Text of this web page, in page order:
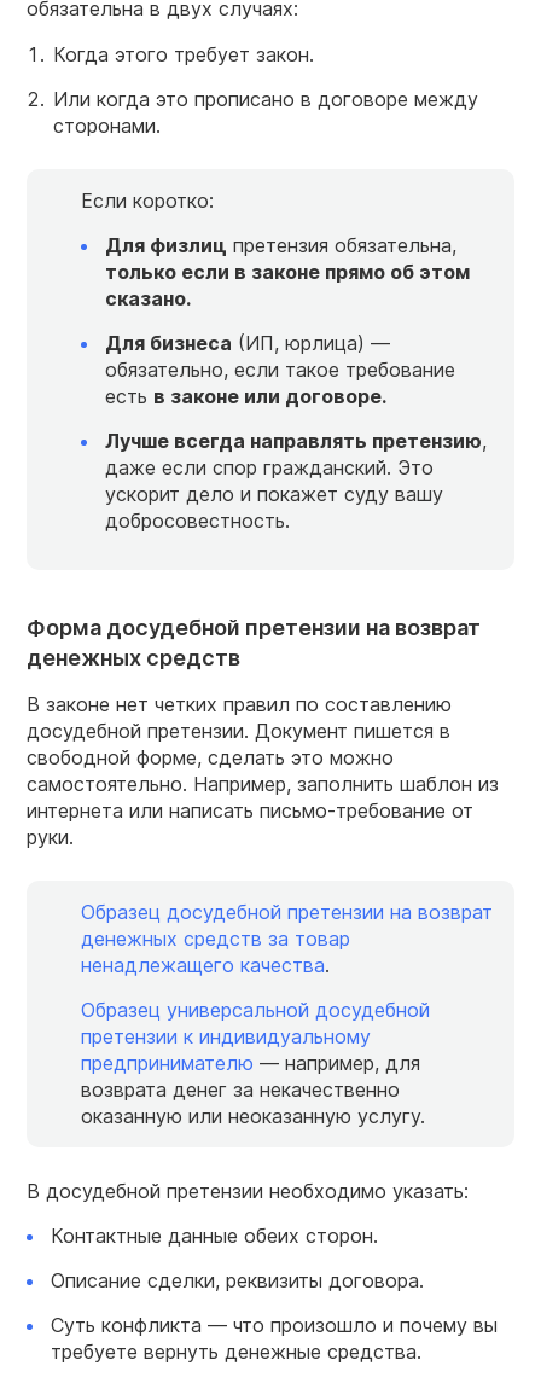
обязательна в двух случаях:
Когда этого требует закон.
Или когда это прописано в договоре между
сторонами.
Если коротко:
Для физлиц претензия обязательна,
только если в законе прямо об этом
сказано.
Для бизнеса (ИП, юрлица) —
обязательно, если такое требование
есть в законе или договоре.
Лучше всегда направлять претензию,
даже если спор гражданский. Это
ускорит дело и покажет суду вашу
добросовестность.
Форма досудебной претензии на возврат
денежных средств
В законе нет четких правил по составлению
досудебной претензии. Документ пишется в
свободной форме, сделать это можно
самостоятельно. Например, заполнить шаблон из
интернета или написать письмо-требование от
руки.
Образец досудебной претензии на возврат
денежных средств за товар
ненадлежащего качества.
Образец универсальной досудебной
претензии к индивидуальному
предпринимателю — например, для
возврата денег за некачественно
оказанную или неоказанную услугу.
В досудебной претензии необходимо указать:
Контактные данные обеих сторон.
Описание сделки, реквизиты договора.
Суть конфликта — что произошло и почему вы
требуете вернуть денежные средства.